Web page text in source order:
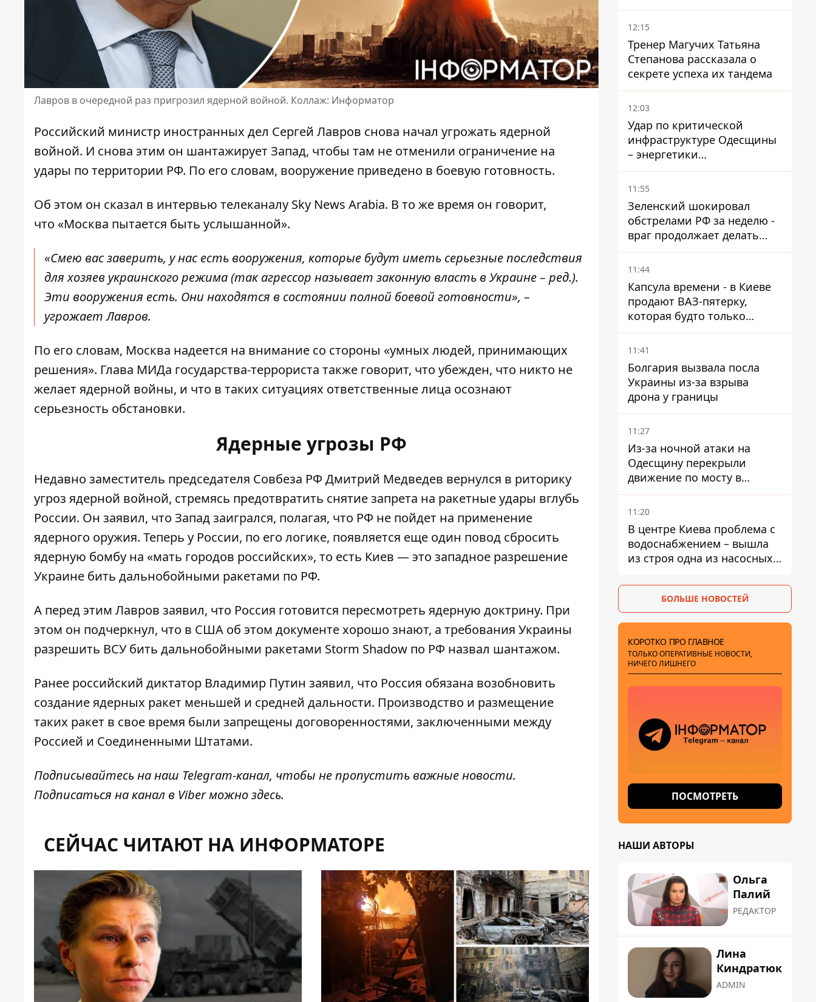
Лавров в очередной раз пригрозил ядерной войной. Коллаж: Информатор
Российский министр иностранных дел Сергей Лавров снова начал угрожать ядерной
войной. И снова этим он шантажирует Запад, чтобы там не отменили ограничение на
удары по территории РФ. По его словам, вооружение приведено в боевую готовность.
Об этом он сказал в интервью телеканалу Sky News Arabia. В то же время он говорит,
что «Москва пытается быть услышанной».
«Смею вас заверить, у нас есть вооружения, которые будут иметь серьезные последствия
для хозяев украинского режима (так агрессор называет законную власть в Украине – ред.).
Эти вооружения есть. Они находятся в состоянии полной боевой готовности», –
угрожает Лавров.
По его словам, Москва надеется на внимание со стороны «умных людей, принимающих
решения». Глава МИДа государства-террориста также говорит, что убежден, что никто не
желает ядерной войны, и что в таких ситуациях ответственные лица осознают
серьезность обстановки.
Ядерные угрозы РФ
Недавно заместитель председателя Совбеза РФ Дмитрий Медведев вернулся в риторику
угроз ядерной войной, стремясь предотвратить снятие запрета на ракетные удары вглубь
России. Он заявил, что Запад заигрался, полагая, что РФ не пойдет на применение
ядерного оружия. Теперь у России, по его логике, появляется еще один повод сбросить
ядерную бомбу на «мать городов российских», то есть Киев — это западное разрешение
Украине бить дальнобойными ракетами по РФ.
А перед этим Лавров заявил, что Россия готовится пересмотреть ядерную доктрину. При
этом он подчеркнул, что в США об этом документе хорошо знают, а требования Украины
разрешить ВСУ бить дальнобойными ракетами Storm Shadow по РФ назвал шантажом.
Ранее российский диктатор Владимир Путин заявил, что Россия обязана возобновить
создание ядерных ракет меньшей и средней дальности. Производство и размещение
таких ракет в свое время были запрещены договоренностями, заключенными между
Россией и Соединенными Штатами.
Подписывайтесь на наш Telegram-канал, чтобы не пропустить важные новости.
Подписаться на канал в Viber можноздесь.
СЕЙЧАС ЧИТАЮТ НА ИНФОРМАТОРЕ
кластер – один упал на
недострой
12:15
Тренер Магучих Татьяна
Степанова рассказала о
секрете успеха их тандема
12:03
Удар по критической
инфраструктуре Одесщины
– энергетики
восстанавливают свет
11:55
Зеленский шокировал
обстрелами РФ за неделю -
враг продолжает делать
ставку на баллистический
террор
11:44
Капсула времени - в Киеве
продают ВАЗ-пятерку,
которая будто только
сошла с конвейера
11:41
Болгария вызвала посла
Украины из-за взрыва
дрона у границы
11:27
Из-за ночной атаки на
Одесщину перекрыли
движение по мосту в
Маяках - подробности от
ГНСУ
11:20
В центре Киева проблема с
водоснабжением – вышла
из строя одна из насосных
БОЛЬШЕ НОВОСТЕЙ
КОРОТКО ПРО ГЛАВНОЕ
ТОЛЬКО ОПЕРАТИВНЫЕ НОВОСТИ,
НИЧЕГО ЛИШНЕГО
ПОСМОТРЕТЬ
НАШИ АВТОРЫ
Ольга
Палий
РЕДАКТОР
Лина
Киндратюк
ADMIN